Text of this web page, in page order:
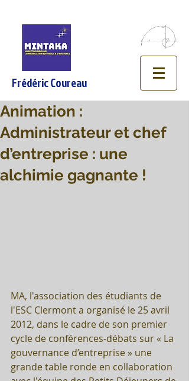
Frédéric Coureau
Animation :
Administrateur et chef
d’entreprise : une
alchimie gagnante !
MA, l'association des étudiants de
l'ESC Clermont a organisé le 25 avril
2012, dans le cadre de son premier
cycle de conférences-débats sur « La
gouvernance d’entreprise » une
grande table ronde en collaboration